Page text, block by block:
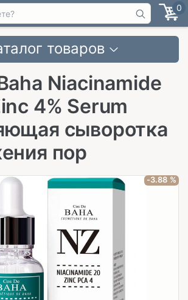
0
товаров
Niacinamide
4% Serum
сыворотка
пор
-3.88 %